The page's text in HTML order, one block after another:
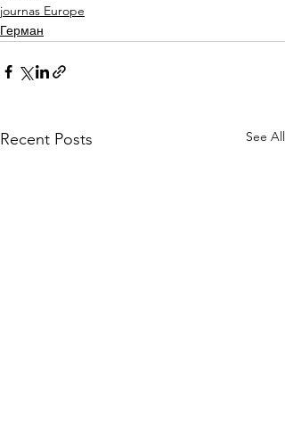
journas Europe
Герман
Recent Posts See All